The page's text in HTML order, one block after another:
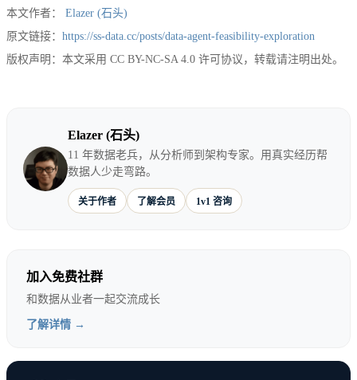
本文作者：
Elazer (石头)
原文链接： https://ss-data.cc/posts/data-agent-feasibility-exploration
版权声明：本文采用 CC BY-NC-SA 4.0 许可协议，转载请注明出处。
Elazer (石头)
11 年数据老兵，从分析师到架构专家。用真实经历帮
数据人少走弯路。
关于作者 了解会员 1v1 咨询
加入免费社群
和数据从业者一起交流成长
了解详情 →